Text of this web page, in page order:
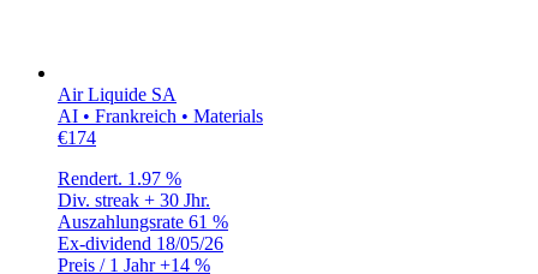
Air Liquide SA
AI • Frankreich • Materials
€174
Rendert. 1.97 %
Div. streak + 30 Jhr.
Auszahlungsrate 61 %
Ex-dividend 18/05/26
Preis / 1 Jahr+14 %